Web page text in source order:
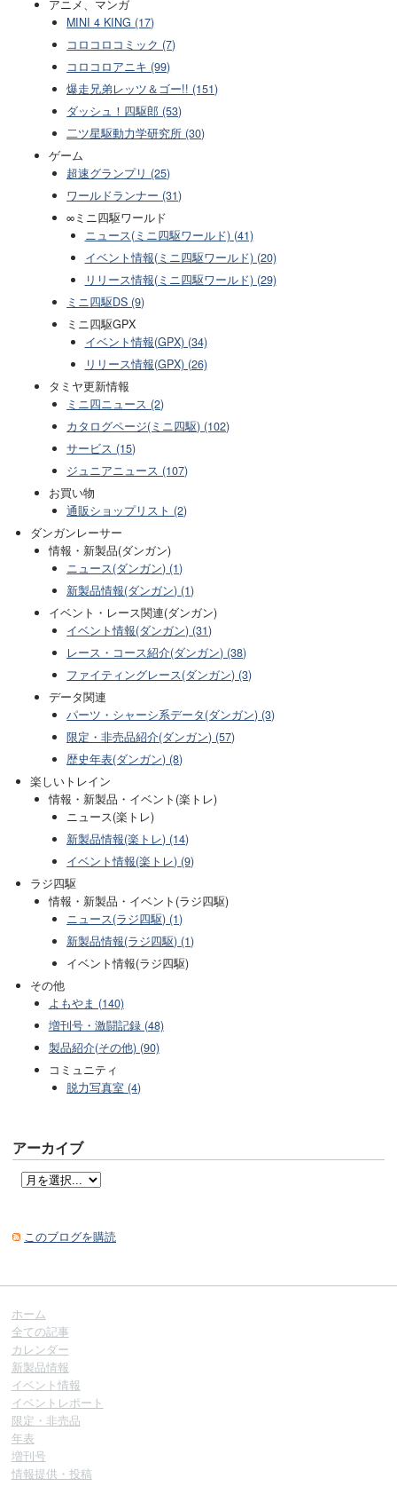
アニメ、マンガ
MINI 4 KING (17)
コロコロコミック (7)
コロコロアニキ (99)
爆走兄弟レッツ＆ゴー!! (151)
ダッシュ！四駆郎 (53)
二ツ星駆動力学研究所 (30)
ゲーム
超速グランプリ (25)
ワールドランナー (31)
∞ミニ四駆ワールド
ニュース(ミニ四駆ワールド) (41)
イベント情報(ミニ四駆ワールド) (20)
リリース情報(ミニ四駆ワールド) (29)
ミニ四駆DS (9)
ミニ四駆GPX
イベント情報(GPX) (34)
リリース情報(GPX) (26)
タミヤ更新情報
ミニ四ニュース (2)
カタログページ(ミニ四駆) (102)
サービス (15)
ジュニアニュース (107)
お買い物
通販ショップリスト (2)
ダンガンレーサー
情報・新製品(ダンガン)
ニュース(ダンガン) (1)
新製品情報(ダンガン) (1)
イベント・レース関連(ダンガン)
イベント情報(ダンガン) (31)
レース・コース紹介(ダンガン) (38)
ファイティングレース(ダンガン) (3)
データ関連
パーツ・シャーシ系データ(ダンガン) (3)
限定・非売品紹介(ダンガン) (57)
歴史年表(ダンガン) (8)
楽しいトレイン
情報・新製品・イベント(楽トレ)
ニュース(楽トレ)
新製品情報(楽トレ) (14)
イベント情報(楽トレ) (9)
ラジ四駆
情報・新製品・イベント(ラジ四駆)
ニュース(ラジ四駆) (1)
新製品情報(ラジ四駆) (1)
イベント情報(ラジ四駆)
その他
よもやま (140)
増刊号・激闘記録 (48)
製品紹介(その他) (90)
コミュニティ
脱力写真室 (4)
アーカイブ
このブログを購読
ホーム
全ての記事
カレンダー
新製品情報
イベント情報
イベントレポート
限定・非売品
年表
増刊号
情報提供・投稿